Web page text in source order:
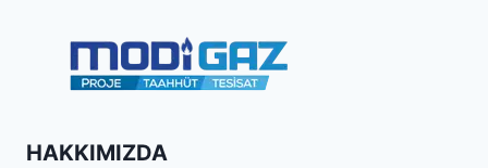
HAKKIMIZDA